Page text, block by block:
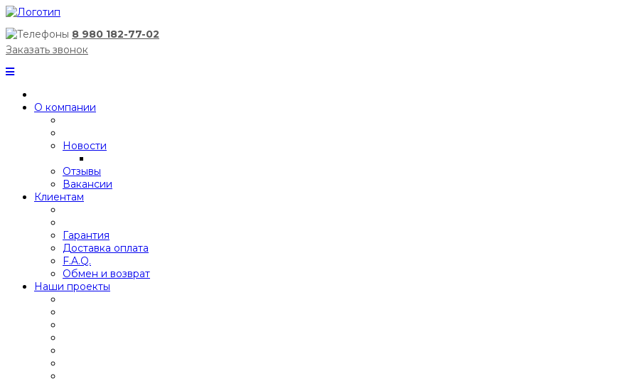
8 980 182-77-02
Заказать звонок
О компании
Новости
Отзывы
Вакансии
Клиентам
Гарантия
Доставка оплата
F.A.Q.
Обмен и возврат
Наши проекты